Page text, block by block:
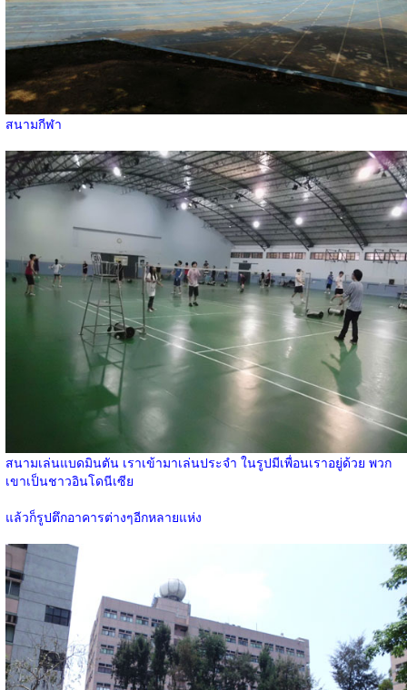
สนามกีฬา
สนามเล่นแบดมินตัน เราเข้ามาเล่นประจำ ในรูปมีเพื่อนเราอยู่ด้วย พวก
เขาเป็นชาวอินโดนีเซีย
แล้วก็รูปตึกอาคารต่างๆอีกหลายแห่ง